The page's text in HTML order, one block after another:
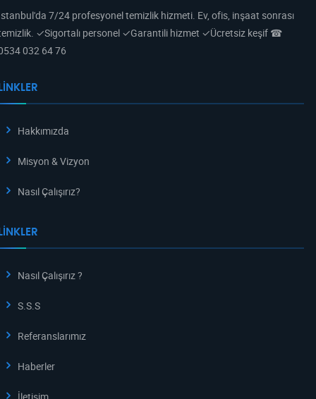
7/24 profesyonel temizlik hizmeti. Ev, ofis, inşaat sonrası
✓Sigortalı personel ✓Garantili hizmet ✓Ücretsiz keşif ☎
032 64 76
Hakkımızda
Misyon & Vizyon
Nasıl Çalışırız?
Nasıl Çalışırız ?
S.S.S
Referanslarımız
Haberler